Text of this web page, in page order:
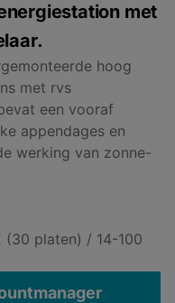
met
hoog
met rvs
een vooraf
appendages en
werking van zonne-
platen) / 14-100